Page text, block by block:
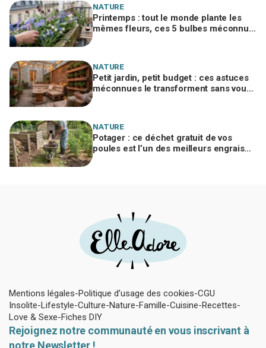
NATURE
Printemps : tout le monde plante les
mêmes fleurs, ces 5 bulbes méconnus
NATURE
Petit jardin, petit budget : ces astuces
méconnues le transforment sans vous
NATURE
Potager : ce déchet gratuit de vos
poules est l’un des meilleurs engrais
Mentions légales Politique d’usage des cookies CGU
Insolite Lifestyle Culture Nature Famille Cuisine Recettes
Love & Sexe Fiches DIY
Rejoignez notre communauté en vous inscrivant à
notre Newsletter !